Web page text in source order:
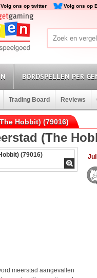
Volg ons op twitter Volg ons op
BORDSPELLEN PER
Trading Board Reviews
Hobbit) (79016)
(The
meerstad aangevallen